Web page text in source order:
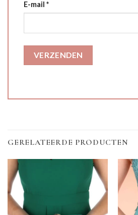
E-mail *
GERELATEERDE PRODUCTEN